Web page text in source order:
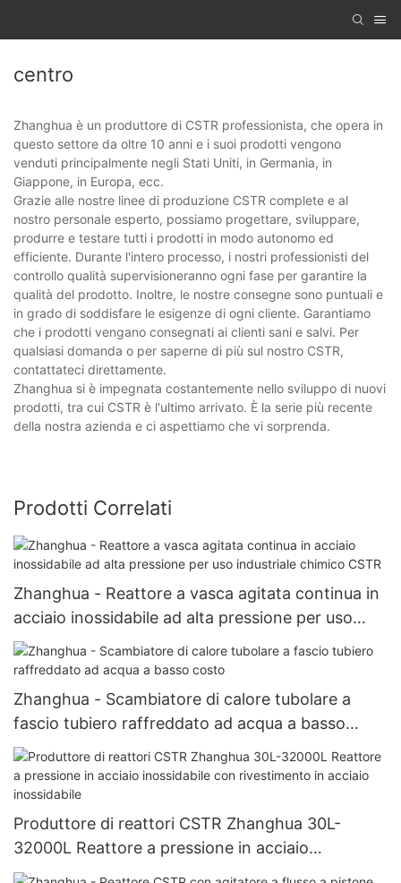
centro
Zhanghua è un produttore di CSTR professionista, che opera in
questo settore da oltre 10 anni e i suoi prodotti vengono
venduti principalmente negli Stati Uniti, in Germania, in
Giappone, in Europa, ecc.
Grazie alle nostre linee di produzione CSTR complete e al
nostro personale esperto, possiamo progettare, sviluppare,
produrre e testare tutti i prodotti in modo autonomo ed
efficiente. Durante l'intero processo, i nostri professionisti del
controllo qualità supervisioneranno ogni fase per garantire la
qualità del prodotto. Inoltre, le nostre consegne sono puntuali e
in grado di soddisfare le esigenze di ogni cliente. Garantiamo
che i prodotti vengano consegnati ai clienti sani e salvi. Per
qualsiasi domanda o per saperne di più sul nostro CSTR,
contattateci direttamente.
Zhanghua si è impegnata costantemente nello sviluppo di nuovi
prodotti, tra cui CSTR è l'ultimo arrivato. È la serie più recente
della nostra azienda e ci aspettiamo che vi sorprenda.
Prodotti Correlati
Zhanghua - Reattore a vasca agitata continua in
acciaio inossidabile ad alta pressione per uso
industriale chimico CSTR
Zhanghua - Scambiatore di calore tubolare a
fascio tubiero raffreddato ad acqua a basso
costo
Produttore di reattori CSTR Zhanghua 30L-
32000L Reattore a pressione in acciaio
inossidabile con rivestimento in acciaio